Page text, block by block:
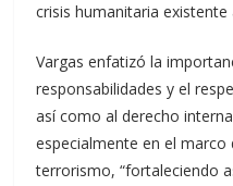
crisis humanitaria existente
Vargas enfatizó la
responsabilidades y el
así como al derecho
especialmente en el marco
terrorismo, “fortaleciendo